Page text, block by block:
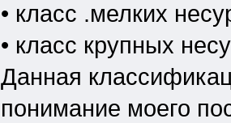
• класс .мелких
• класс крупных
Данная
понимание моего